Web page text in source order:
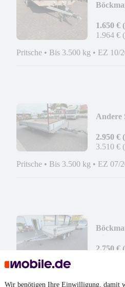
Wir benötigen Ihre Einwilligung, damit
1.650 €
1.964 €
Pritsche • Bis 3.500 kg • EZ 10/
Andere
2.950 €
3.510 €
Pritsche • Bis 3.500 kg • EZ 07/
2.750 €